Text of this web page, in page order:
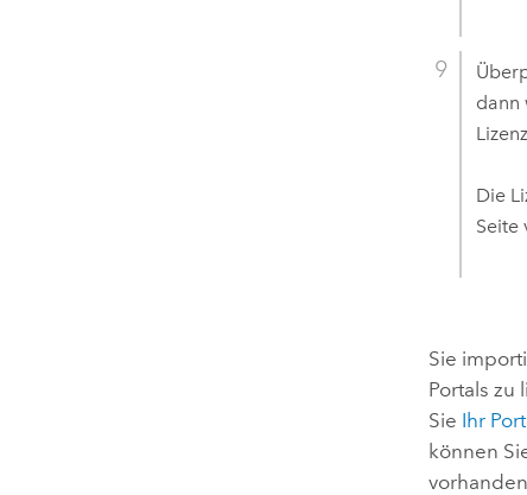
dann
Die
Seite
Sie
Portals zu
Sie Ihr
können